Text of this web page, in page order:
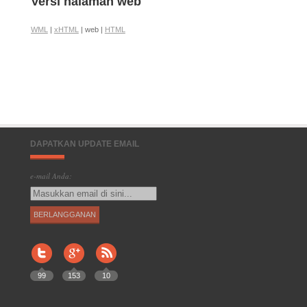
WML | xHTML | web | HTML
DAPATKAN UPDATE EMAIL
e-mail Anda:
99 153 10